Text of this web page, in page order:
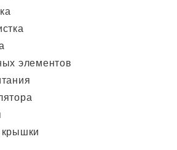
элементов